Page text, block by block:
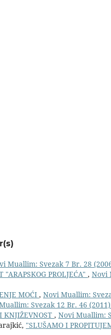
Muallim: Svezak 7 Br. 28
PROLJEĆA" , Novi
MOĆI , Novi Muallim:
Svezak 12 Br. 46
KNJIŽEVNOST , Novi Muallim:
"SLUŠAMO I